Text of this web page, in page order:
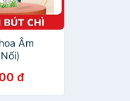
Âm
đ